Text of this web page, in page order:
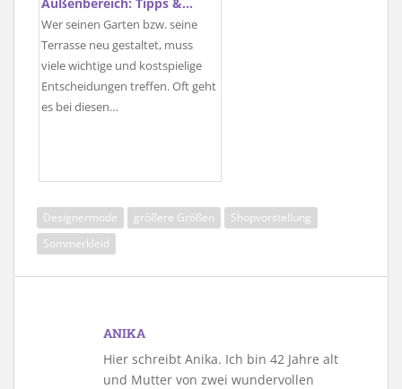
Wer seinen Garten bzw. seine
Terrasse neu gestaltet, muss
viele wichtige und kostspielige
Entscheidungen treffen. Oft geht
es bei diesen…
Designermode größere Größen
Shopvorstellung
Sommerkleid
ANIKA
Hier schreibt Anika. Ich bin 42 Jahre alt
und Mutter von zwei wundervollen